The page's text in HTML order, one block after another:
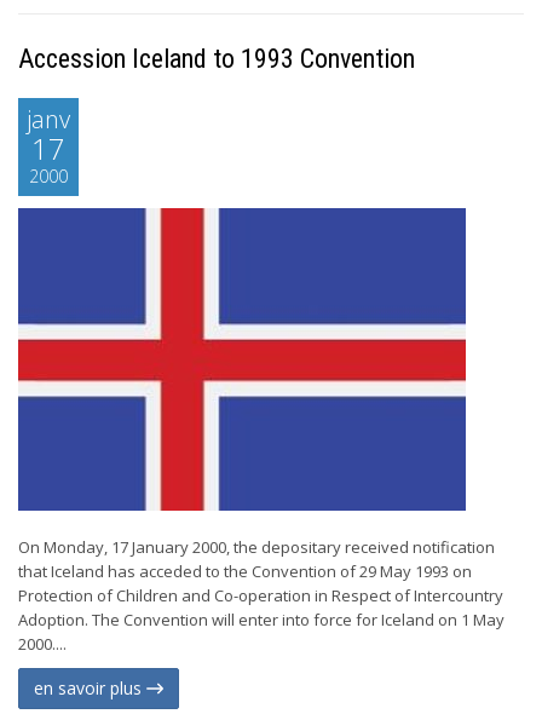
Accession Iceland to 1993 Convention
janv
17
2000
On Monday, 17 January 2000, the depositary received notification
that Iceland has acceded to the Convention of 29 May 1993 on
Protection of Children and Co-operation in Respect of Intercountry
Adoption. The Convention will enter into force for Iceland on 1 May
2000....
en savoir plus